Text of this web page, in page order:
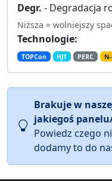
Degr. - Degradacja
Niższa = wolniejszy
Technologie:
TOPCon HJT PERC
Brakuje w
jakiegoś
Powiedz czego
dodamy to do